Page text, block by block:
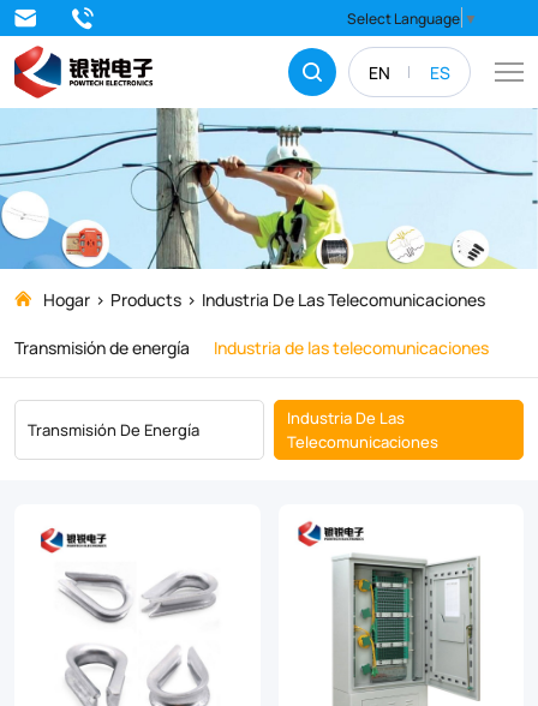
EN ES
Select Language ▼
Industria
de
las
telecomunicaciones
Hogar Products
Industria De Las Telecomunicaciones
Transmisión de energía
Industria de las telecomunicaciones
Transmisión De Energía
Industria De Las
Telecomunicaciones